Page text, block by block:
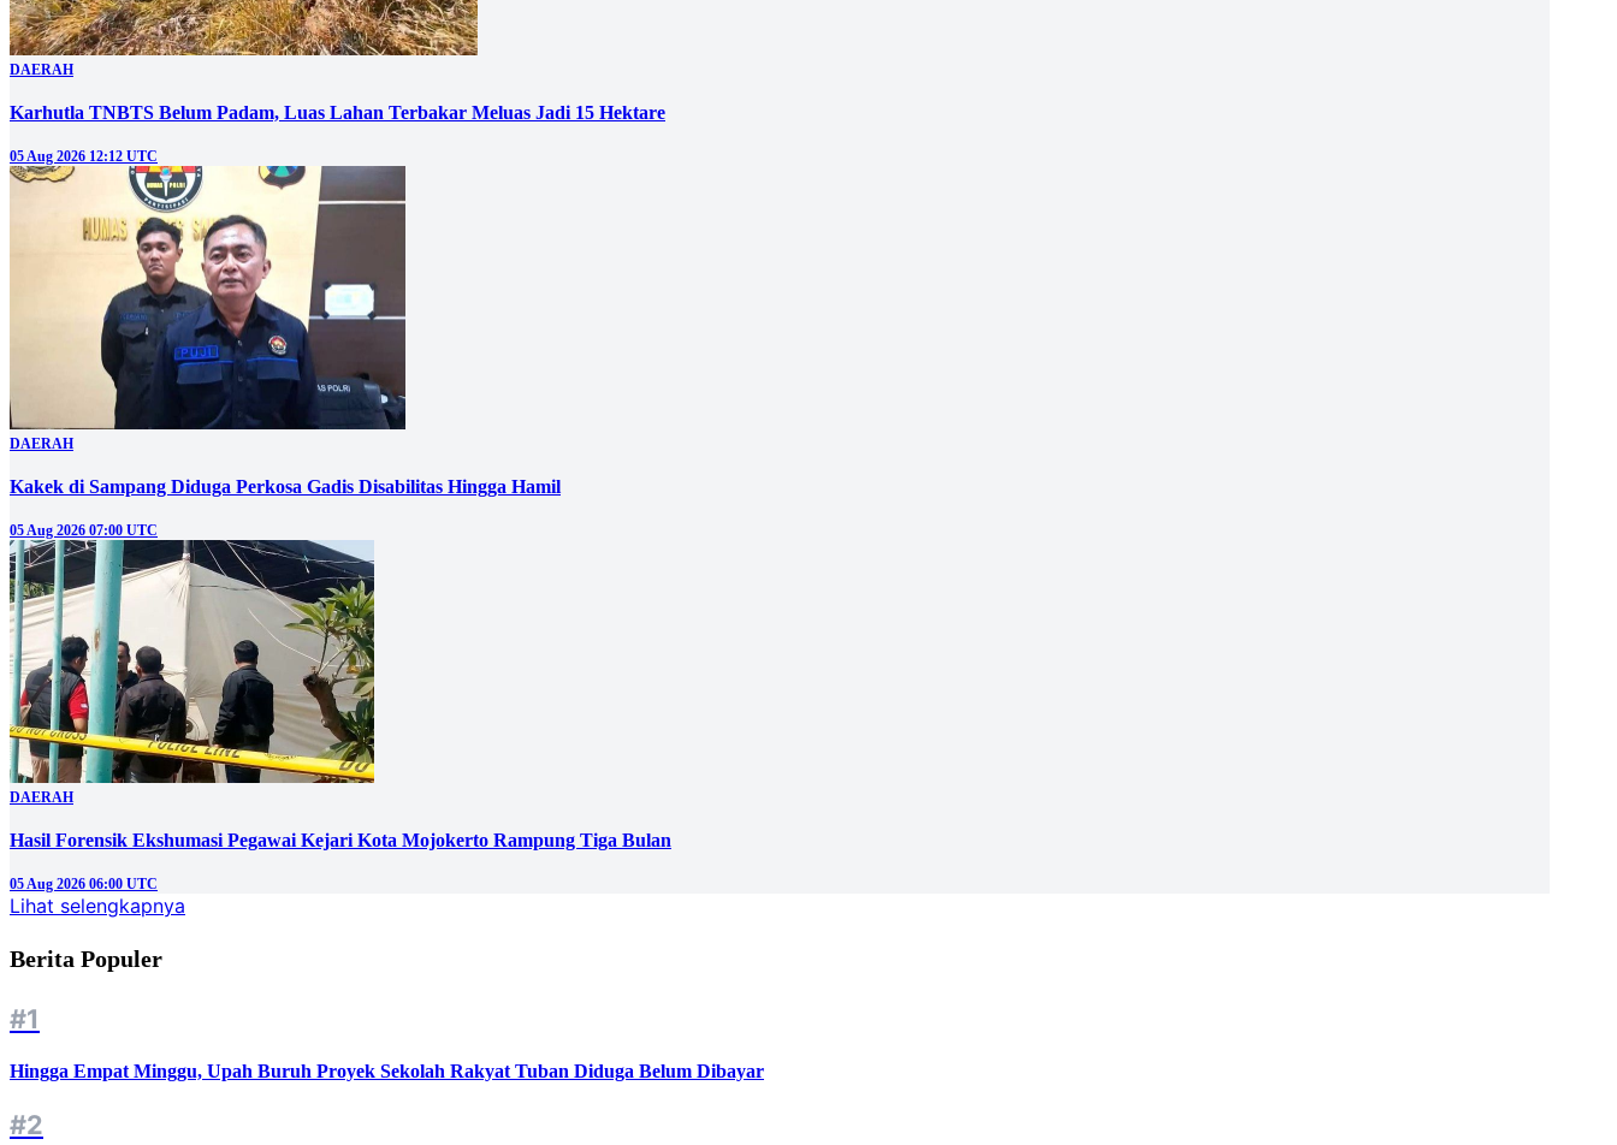
DAERAH
Karhutla TNBTS Belum Padam, Luas Lahan Terbakar Meluas Jadi 15 Hektare
05 Aug 2026 12:12 UTC
DAERAH
Kakek di Sampang Diduga Perkosa Gadis Disabilitas Hingga Hamil
05 Aug 2026 07:00 UTC
DAERAH
Hasil Forensik Ekshumasi Pegawai Kejari Kota Mojokerto Rampung Tiga Bulan
05 Aug 2026 06:00 UTC
Lihat selengkapnya
Berita Populer
#1
Hingga Empat Minggu, Upah Buruh Proyek Sekolah Rakyat Tuban Diduga Belum Dibayar
#2